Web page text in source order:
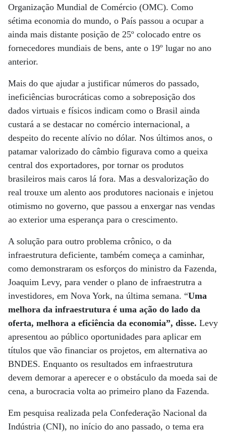
Organização Mundial de Comércio (OMC). Como
sétima economia do mundo, o País passou a ocupar a
ainda mais distante posição de 25º colocado entre os
fornecedores mundiais de bens, ante o 19º lugar no ano
anterior.
Mais do que ajudar a justificar números do passado,
ineficiências burocráticas como a sobreposição dos
dados virtuais e físicos indicam como o Brasil ainda
custará a se destacar no comércio internacional, a
despeito do recente alívio no dólar. Nos últimos anos, o
patamar valorizado do câmbio figurava como a queixa
central dos exportadores, por tornar os produtos
brasileiros mais caros lá fora. Mas a desvalorização do
real trouxe um alento aos produtores nacionais e injetou
otimismo no governo, que passou a enxergar nas vendas
ao exterior uma esperança para o crescimento.
A solução para outro problema crônico, o da
infraestrutura deficiente, também começa a caminhar,
como demonstraram os esforços do ministro da Fazenda,
Joaquim Levy, para vender o plano de infraestrutra a
investidores, em Nova York, na última semana. “Uma
melhora da infraestrutura é uma ação do lado da
oferta, melhora a eficiência da economia”, disse. Levy
apresentou ao público oportunidades para aplicar em
títulos que vão financiar os projetos, em alternativa ao
BNDES. Enquanto os resultados em infraestrutura
devem demorar a aperecer e o obstáculo da moeda sai de
cena, a burocracia volta ao primeiro plano da Fazenda.
Em pesquisa realizada pela Confederação Nacional da
Indústria (CNI), no início do ano passado, o tema era